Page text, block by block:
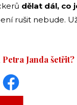
dělat dál, co
rušit nebude.
Petra Janda šetřit?